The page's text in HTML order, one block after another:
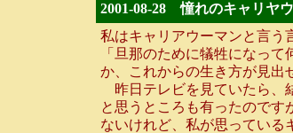
2001-08-28 憧れのキャリヤ
私はキャリアウーマンと言う
「旦那のために犠牲になっ
か、これからの生き方が見出
昨日テレビを見ていたら、
と思うところも有ったので
ないけれど、私が思っている